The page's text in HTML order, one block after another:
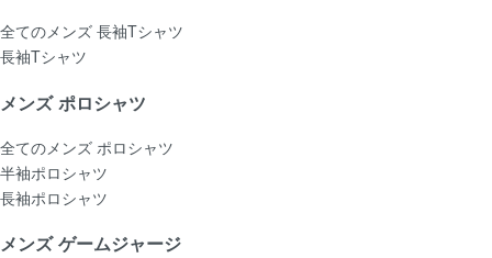
全てのメンズ 長袖Tシャツ
長袖Tシャツ
メンズ ポロシャツ
全てのメンズ ポロシャツ
半袖ポロシャツ
長袖ポロシャツ
メンズ ゲームジャージ